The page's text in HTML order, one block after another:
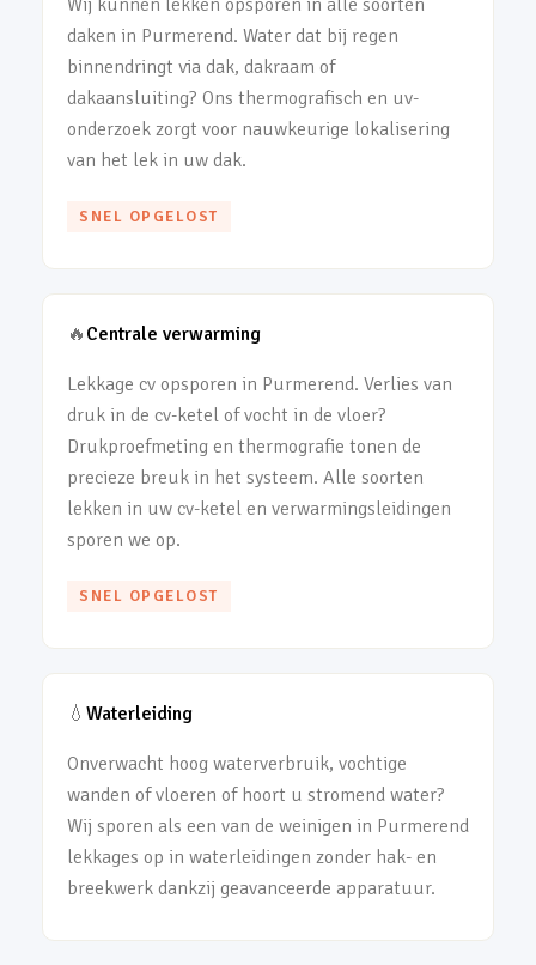
Wij kunnen lekken opsporen in alle soorten
daken in Purmerend. Water dat bij regen
binnendringt via dak, dakraam of
dakaansluiting? Ons thermografisch en uv-
onderzoek zorgt voor nauwkeurige lokalisering
van het lek in uw dak.
SNEL OPGELOST
🔥 Centrale verwarming
Lekkage cv opsporen in Purmerend. Verlies van
druk in de cv-ketel of vocht in de vloer?
Drukproefmeting en thermografie tonen de
precieze breuk in het systeem. Alle soorten
lekken in uw cv-ketel en verwarmingsleidingen
sporen we op.
SNEL OPGELOST
💧 Waterleiding
Onverwacht hoog waterverbruik, vochtige
wanden of vloeren of hoort u stromend water?
Wij sporen als een van de weinigen in Purmerend
lekkages op in waterleidingen zonder hak- en
breekwerk dankzij geavanceerde apparatuur.